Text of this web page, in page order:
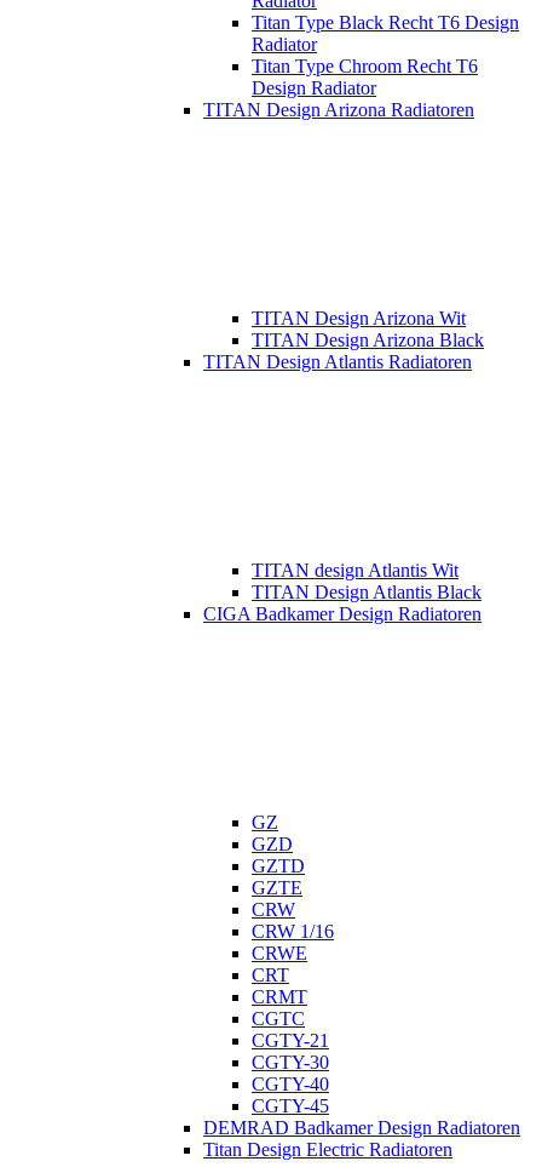
Titan Type Black Recht T6 Design
Radiator
Titan Type Chroom Recht T6
Design Radiator
TITAN Design Arizona Radiatoren
TITAN Design Arizona Wit
TITAN Design Arizona Black
TITAN Design Atlantis Radiatoren
TITAN design Atlantis Wit
TITAN Design Atlantis Black
CIGA Badkamer Design Radiatoren
GZ
GZD
GZTD
GZTE
CRW
CRW 1/16
CRWE
CRT
CRMT
CGTC
CGTY-21
CGTY-30
CGTY-40
CGTY-45
DEMRAD Badkamer Design Radiatoren
Titan Design Electric Radiatoren